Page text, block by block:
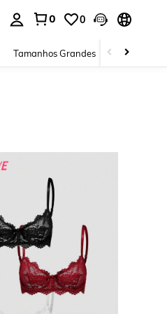
0 0
Tamanhos Grandes Joias e